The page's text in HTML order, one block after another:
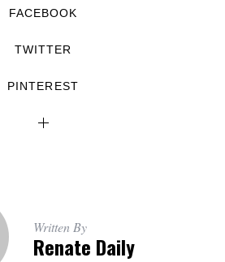
FACEBOOK
TWITTER
PINTEREST
Written By
Renate Daily